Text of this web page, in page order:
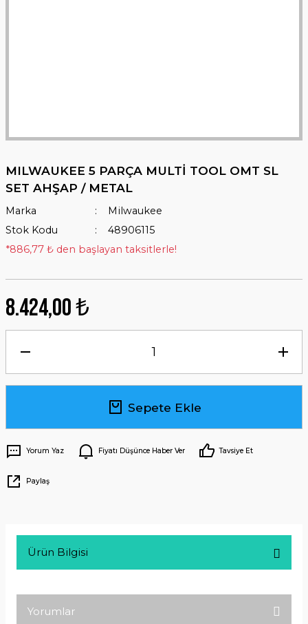
MILWAUKEE 5 PARÇA MULTİ TOOL OMT SL
SET AHŞAP / METAL
Marka
Milwaukee
Stok Kodu
48906115
*886,77 ₺ den başlayan taksitlerle!
8.424,00 ₺
Sepete Ekle
Yorum Yaz Fiyatı Düşünce Haber Ver Tavsiye Et
Paylaş
Ürün Bilgisi
Yorumlar